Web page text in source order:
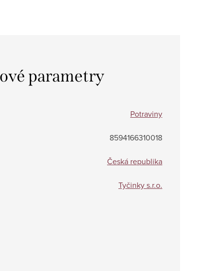
parametry
Potraviny
8594166310018
Česká republika
Tyčinky s.r.o.